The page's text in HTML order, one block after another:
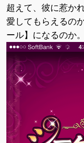
超えて、彼に惹か
愛してもらえるの
ール】になるのか